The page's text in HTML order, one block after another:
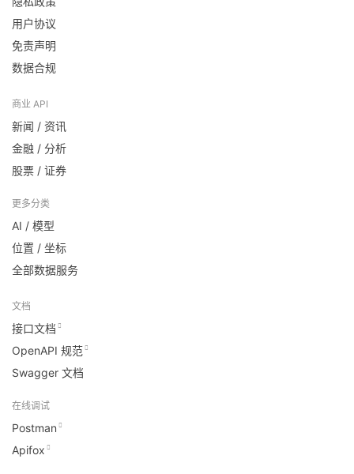
用户协议
免责声明
数据合规
商业 API
新闻 / 资讯
金融 / 分析
股票 / 证券
更多分类
AI / 模型
位置 / 坐标
全部数据服务
文档
接口文档
OpenAPI 规范
Swagger 文档
在线调试
Postman
Apifox